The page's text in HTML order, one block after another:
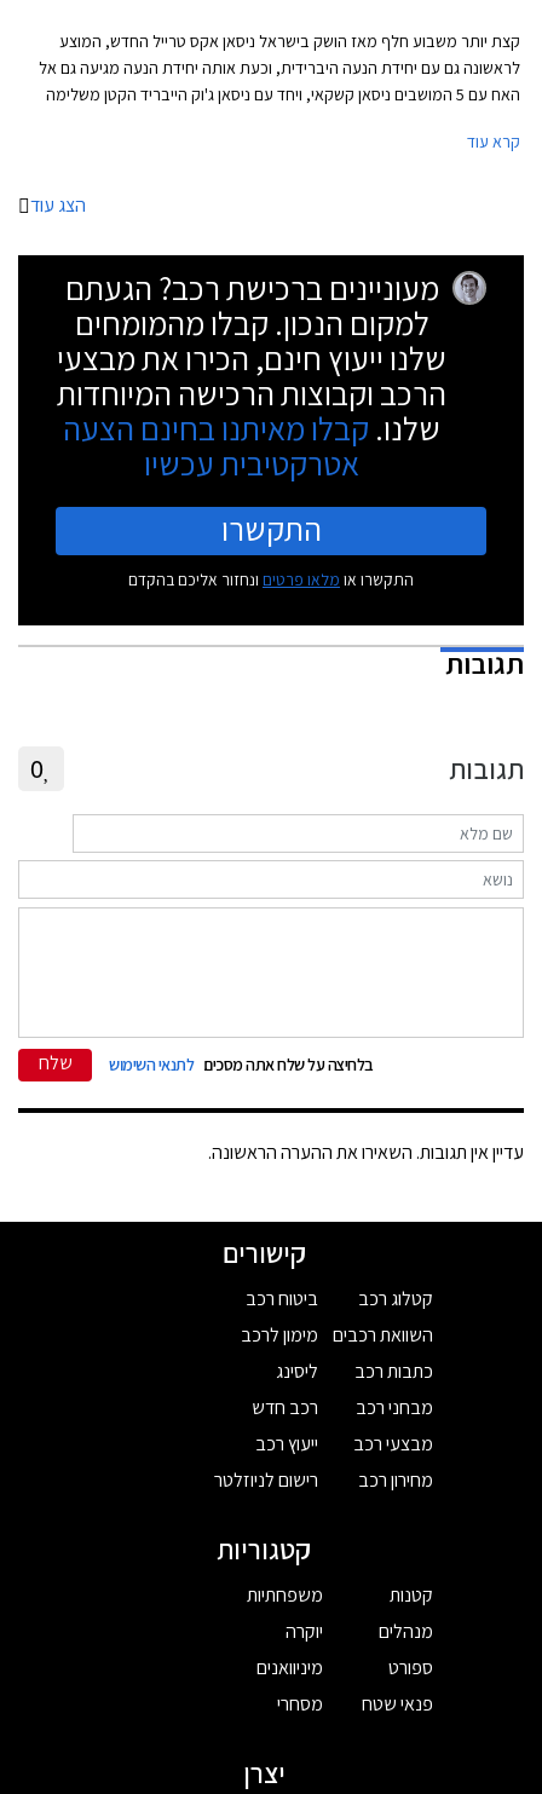
קצת יותר משבוע חלף מאז הושק בישראל ניסאן אקס טרייל החדש, המוצע
לראשונה גם עם יחידת הנעה היברידית, וכעת אותה יחידת הנעה מגיעה גם אל
האח עם 5 המושבים ניסאן קשקאי, ויחד עם ניסאן ג'וק הייבריד הקטן משלימה
עם מנוע חשמלי חזק ומנוע טורבו בנזין המשמש כגנרטור, וכעת הגרסה
הייבריד המוכרות למעט גריל קדמי שחלקו אטום, ותגי e-Power על הדלתות
הקדמיות ועל דלת תא המטען. מחירו של ניסאן קשקאי הייבריד יקר ב- 28,000
₪ ביחס לגרסאות המיילד הייבריד ברמת אבזור מקבילה, פער שיהיה קשה מאוד
לכסות באמצעות החסכון בדלק.
קרא עוד
הצג עוד
מעוניינים ברכישת רכב? הגעתם
למקום הנכון. קבלו מהמומחים
שלנו ייעוץ חינם, הכירו את מבצעי
הרכב וקבוצות הרכישה המיוחדות
שלנו. קבלו מאיתנו בחינם הצעה
אטרקטיבית עכשיו
התקשרו
התקשרו או מלאו פרטים ונחזור אליכם בהקדם
תגובות
תגובות 0
בלחיצה על שלח אתה מסכים לתנאי השימוש שלח
עדיין אין תגובות. השאירו את ההערה הראשונה.
קישורים
קטלוג רכב
השוואת רכבים
כתבות רכב
מבחני רכב
מבצעי רכב
מחירון רכב
ביטוח רכב
מימון לרכב
ליסינג
רכב חדש
ייעוץ רכב
רישום לניוזלטר
קטגוריות
קטנות
מנהלים
ספורט
פנאי שטח
משפחתיות
יוקרה
מיניוואנים
מסחרי
יצרן